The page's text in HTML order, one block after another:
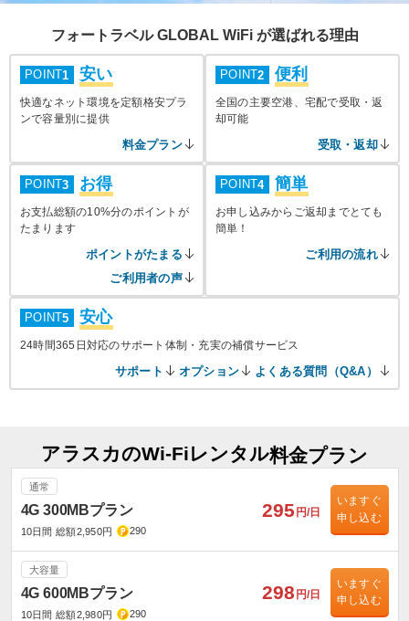
フォートラベル GLOBAL WiFi が選ばれる理由
POINT1 安い
快適なネット環境を定額格安プラ
ンで容量別に提供
料金プラン
POINT2 便利
全国の主要空港、宅配で受取・返
却可能
受取・返却
POINT3 お得
お支払総額の10%分のポイントが
たまります
ポイントがたまる
ご利用者の声
POINT4 簡単
お申し込みからご返却までとても
簡単！
ご利用の流れ
POINT5 安心
24時間365日対応のサポート体制・充実の補償サービス
サポート オプション よくある質問（Q&A）
アラスカのWi-Fiレンタル料金プラン
通常
4G 300MBプラン
10日間 総額2,950円 290
295 円/日
いますぐ
申し込む
大容量
4G 600MBプラン
10日間 総額2,980円 290
298 円/日
いますぐ
申し込む